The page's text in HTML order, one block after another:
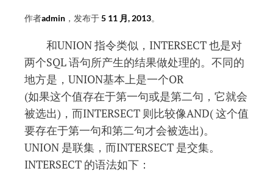
作者admin ，发布于5 11 月, 2013。
和UNION 指令类似，INTERSECT 也是对
两个SQL 语句所产生的结果做处理的。不同的
地方是，UNION基本上是一个OR
(如果这个值存在于第一句或是第二句，它就会
被选出)，而INTERSECT 则比较像AND( 这个值
要存在于第一句和第二句才会被选出)。
UNION 是联集，而INTERSECT 是交集。
INTERSECT 的语法如下：